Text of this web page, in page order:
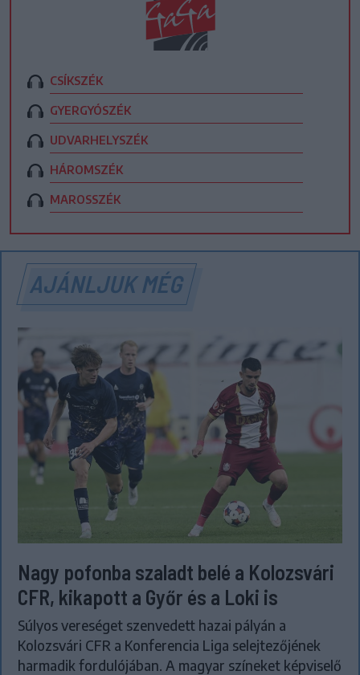
CSÍKSZÉK
GYERGYÓSZÉK
UDVARHELYSZÉK
HÁROMSZÉK
MAROSSZÉK
AJÁNLJUK MÉG
Nagy pofonba szaladt belé a Kolozsvári
CFR, kikapott a Győr és a Loki is
Súlyos vereséget szenvedett hazai pályán a
Kolozsvári CFR a Konferencia Liga selejtezőjének
harmadik fordulójában. A magyar színeket képviselő